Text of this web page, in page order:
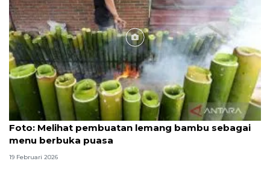
Foto
Foto: Melihat pembuatan lemang bambu sebagai
menu berbuka puasa
19 Februari 2026